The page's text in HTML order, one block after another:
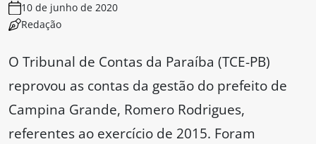
10 de junho de 2020
Redação
O Tribunal de Contas da Paraíba (TCE-PB)
reprovou as contas da gestão do prefeito de
Campina Grande, Romero Rodrigues,
referentes ao exercício de 2015. Foram